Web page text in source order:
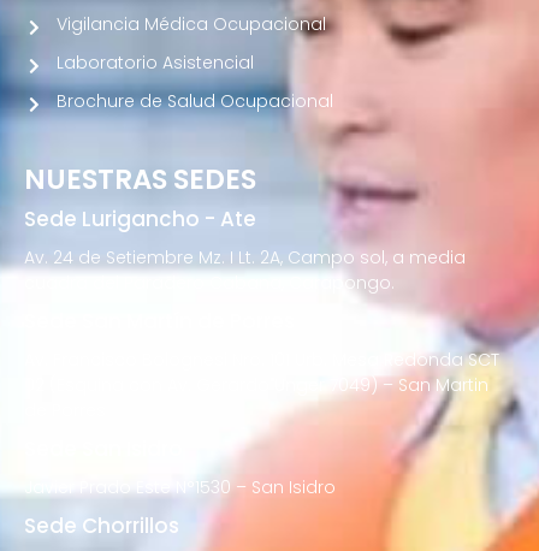
NUESTRAS SEDES
Sede Lurigancho - Ate
Av. 24 de Setiembre Mz. I Lt. 2A, Campo sol, a media
cuadra del Paradero Cabana, Carapongo.
Av. Francisco Bolognesi Nro. 101 Urb. Mesa Redonda SCT
02 (Esquina con Av. Gerardo Unger 7049) – San Martin
Javier Prado Este N°1530 – San Isidro
Sede Chorrillos
Vigilancia Médica Ocupacional
Laboratorio Asistencial
Brochure de Salud Ocupacional